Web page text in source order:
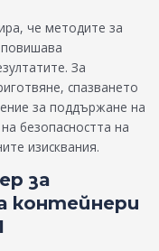
че методите за
За
спазването
за поддържане на
безопасността на
изисквания.
за
контейнери